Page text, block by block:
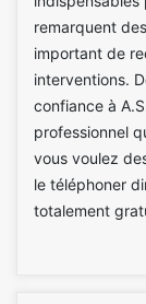
remarquent
important de
interventions.
confiance à
professionnel
vous voulez
le téléphoner
totalement